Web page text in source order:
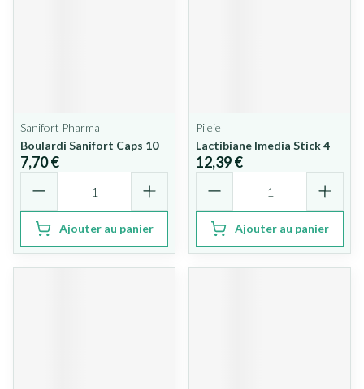
Sanifort Pharma
Boulardi Sanifort Caps 10
7,70 €
Ajouter au panier
Pileje
Lactibiane Imedia Stick 4
12,39 €
Ajouter au panier